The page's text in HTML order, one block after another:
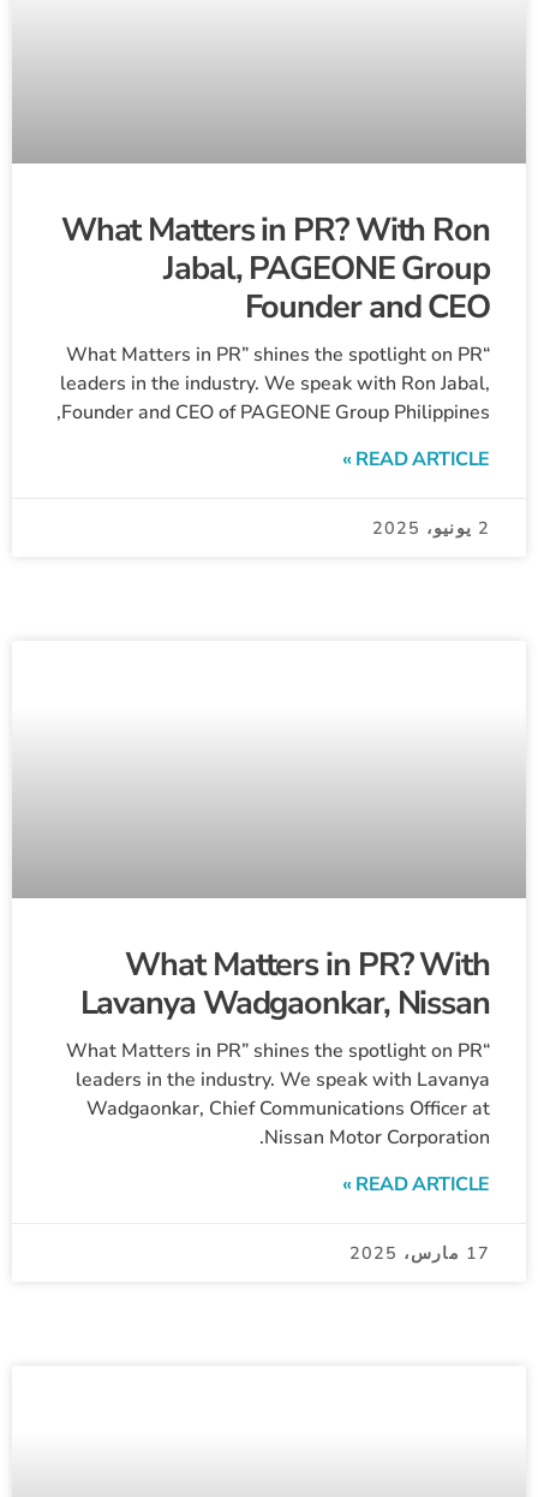
What Matters in PR? With Ron
Jabal, PAGEONE Group
Founder and CEO
“What Matters in PR” shines the spotlight on PR
leaders in the industry. We speak with Ron Jabal,
Founder and CEO of PAGEONE Group Philippines,
READ ARTICLE »
2 يونيو، 2025
What Matters in PR? With
Lavanya Wadgaonkar, Nissan
“What Matters in PR” shines the spotlight on PR
leaders in the industry. We speak with Lavanya
Wadgaonkar, Chief Communications Officer at
Nissan Motor Corporation.
READ ARTICLE »
17 مارس، 2025